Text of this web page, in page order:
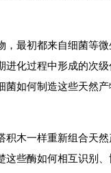
最初都来自细菌等微
化过程中形成的次
如何制造这些天然
木一样重新组合天然
些酶如何相互识别